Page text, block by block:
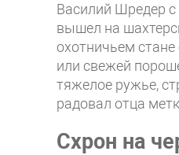
Василий Шредер
вышел на
охотничьем
или свежей
тяжелое ружье,
радовал отца
Схрон на